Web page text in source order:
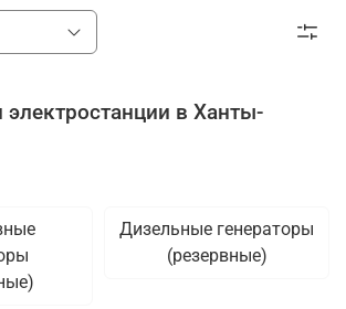
электростанции в Ханты-
Дизельные генераторы
(резервные)